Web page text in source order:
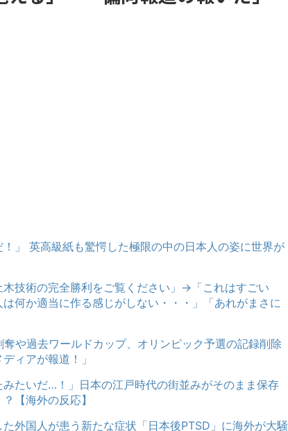
」 英高級紙も驚愕した極限の中の日本人の姿に世界が
技術の完全勝利をご覧ください」→「これはすごい
何か適当に作る感じがしない・・・」「あれがまさに
や過去ワールドカップ、オリンピック予選の記録削除
ィアが報道！」
たいだ…！」日本の江戸時代の街並みがそのまま保存
【海外の反応】
外国人が患う新たな症状「日本後PTSD」に海外が大騒